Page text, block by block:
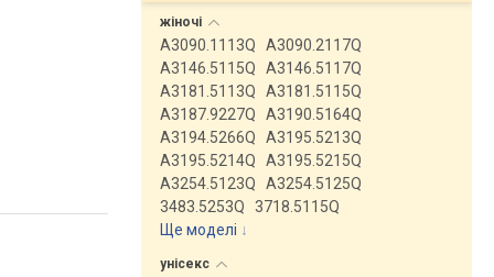
жіночі
A3090.1113Q
A3090.2117Q
A3146.5115Q
A3146.5117Q
A3181.5113Q
A3181.5115Q
A3187.9227Q
A3190.5164Q
A3194.5266Q
A3195.5213Q
A3195.5214Q
A3195.5215Q
A3254.5123Q
A3254.5125Q
3483.5253Q
3718.5115Q
Ще моделі ↓
унісекс